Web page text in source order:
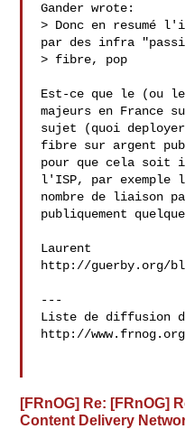
Gander wrote:
> Donc en resumé
par des infra
> fibre, pop
Est-ce que le (ou
majeurs en France
sujet (quoi
fibre sur argent
pour que cela soit
l'ISP, par exemple
nombre de liaison
publiquement
Laurent
http://guerby.org/
---
Liste de diffusion du
http://
[FRnOG] Re: [FRnOG]
Content Delivery